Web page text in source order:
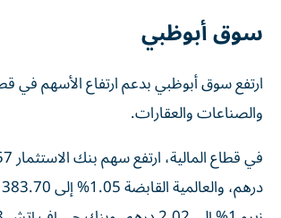
سوق أبوظبي
ارتفع سوق أبوظبي بدعم ارتفاع الأسهم في
والصناعات والعقارات.